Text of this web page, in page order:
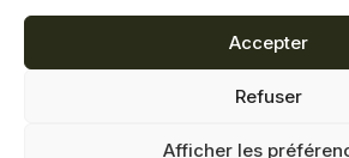
Accepter
Refuser
Afficher les
Dimanche